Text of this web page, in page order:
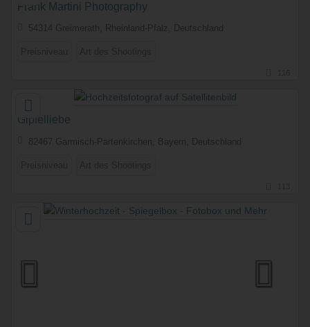
Frank Martini Photography
54314 Greimerath, Rheinland-Pfalz, Deutschland
Gipfelliebe
82467 Garmisch-Partenkirchen, Bayern, Deutschland